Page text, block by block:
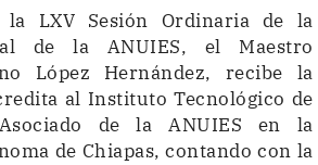
LXV Sesión Ordinaria de la
de la ANUIES, el Maestro
López Hernández, recibe la
al Instituto Tecnológico de
de la ANUIES en la
de Chiapas, contando con la